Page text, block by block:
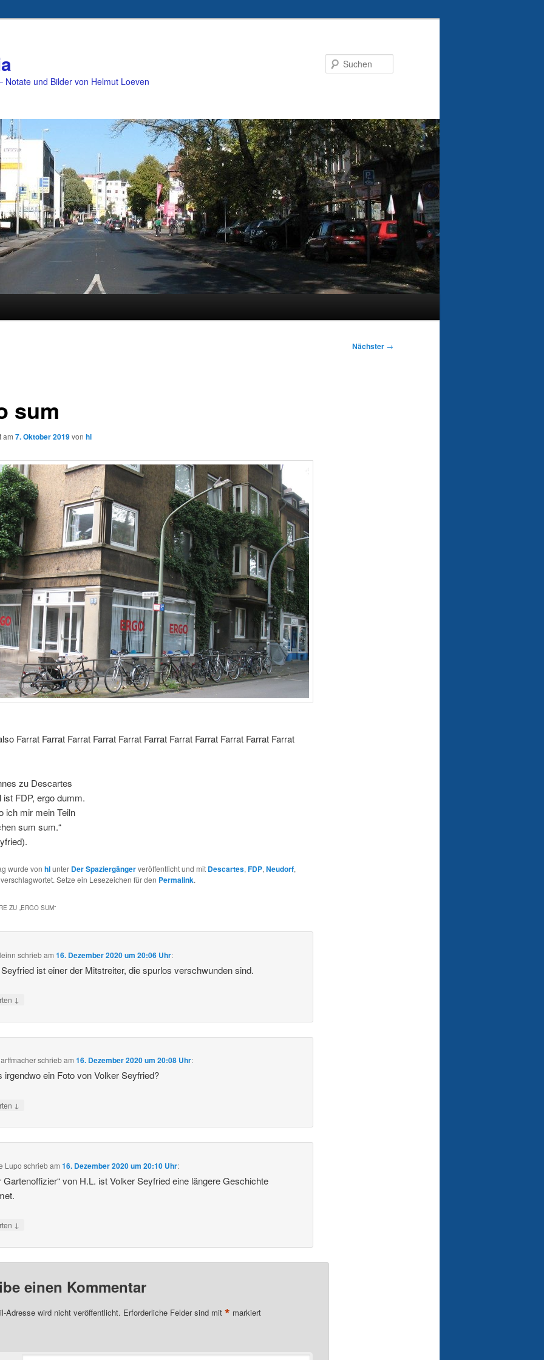
Notate und Bilder von Helmut Loeven
Nächster →
sum
am 7. Oktober 2019von hl
Farrat Farrat Farrat Farrat Farrat Farrat Farrat Farrat Farrat Farrat Farrat
zu Descartes
ist FDP, ergo dumm.
ich mir mein Teiln
sum sum.“
wurde von hlunter Der Spaziergängerveröffentlicht und mit Descartes, FDP, Neudorf,
Setze ein Lesezeichen für den Permalink.
ZU „ERGO SUM“
schriebam16. Dezember 2020 um 20:06 Uhr:
ist einer der Mitstreiter, die spurlos verschwunden sind.
↓
schriebam16. Dezember 2020 um 20:08 Uhr:
irgendwo ein Foto von Volker Seyfried?
↓
Lupo schriebam16. Dezember 2020 um 20:10 Uhr:
Gartenoffizier“ von H.L. ist Volker Seyfried eine längere Geschichte
↓
einen Kommentar
Adresse wird nicht veröffentlicht. Erforderliche Felder sind mit * markiert